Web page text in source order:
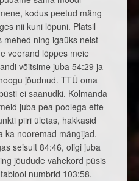
kodus peetud mäng
nii kuni lõpuni. Platsil
mehed ning igaüks neist
veerand lõppes meie
võitsime juba 54:29 ja
jõudnud. TTÜ oma
ei saanudki. Kolmanda
juba pea poolega ette
piiri ületas, hakkasid
ka nooremad mängijad.
seisult 84:46, oligi juba
jõudude vahekord püsis
numbrid 103:58.